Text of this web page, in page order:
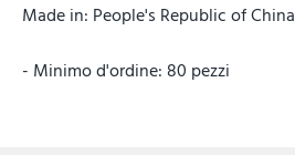
Made in: People's Republic of China
- Minimo d'ordine: 80 pezzi